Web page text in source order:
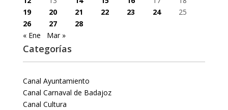
19
20 21 22 23 24
25
26
27
28
« Ene
Mar »
Categorías
Canal Ayuntamiento
Canal Carnaval de Badajoz
Canal Cultura